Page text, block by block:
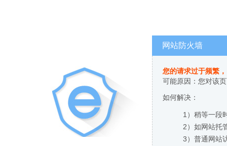
网站防火墙
您的请求过于频繁
可能原因：您对该
如何解决：
1）稍等一段
2）如网站托
3）普通网站